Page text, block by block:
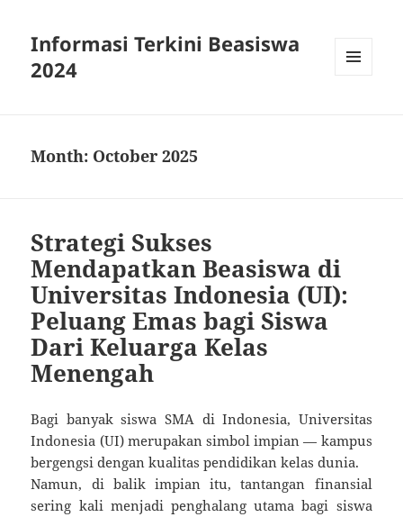
Informasi Terkini Beasiswa
2024
Month: October 2025
Strategi Sukses
Mendapatkan Beasiswa di
Universitas Indonesia (UI):
Peluang Emas bagi Siswa
Dari Keluarga Kelas
Menengah
Bagi banyak siswa SMA di Indonesia, Universitas
Indonesia (UI) merupakan simbol impian — kampus
bergengsi dengan kualitas pendidikan kelas dunia.
Namun, di balik impian itu, tantangan finansial
sering kali menjadi penghalang utama bagi siswa